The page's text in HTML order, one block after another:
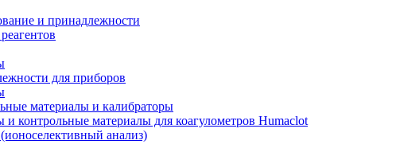
и принадлежности
для приборов
материалы и калибраторы
и контрольные материалы для коагулометров Humaclot
анализ)